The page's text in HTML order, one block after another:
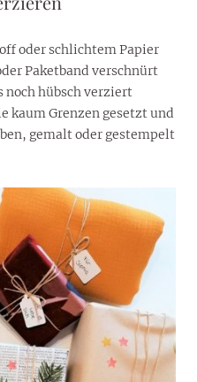
oder schlichtem Papier
Paketband verschnürt
noch hübsch verziert
kaum Grenzen gesetzt und
gemalt oder gestempelt